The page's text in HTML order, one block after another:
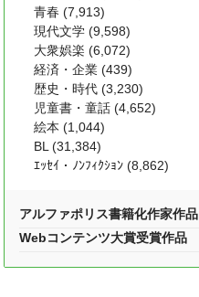
青春 (7,913)
現代文学 (9,598)
大衆娯楽 (6,072)
経済・企業 (439)
歴史・時代 (3,230)
児童書・童話 (4,652)
絵本 (1,044)
BL (31,384)
ｴｯｾｲ・ﾉﾝﾌｨｸｼｮﾝ (8,862)
アルファポリス書籍化作家作品
Webコンテンツ大賞受賞作品